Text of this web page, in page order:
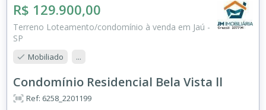
R$ 129.900,00
Terreno Loteamento/condomínio à venda em Jaú -
SP
Mobiliado ...
Condomínio Residencial Bela Vista ll
Ref: 6258_2201199